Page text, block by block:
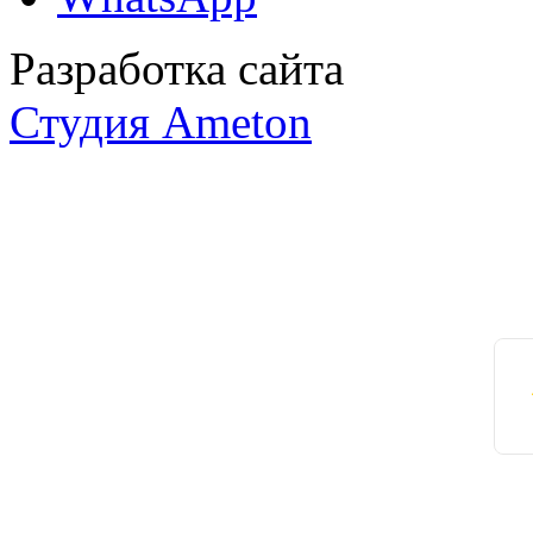
Разработка сайта
Студия Ameton